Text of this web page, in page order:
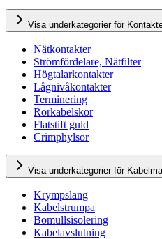
Visa underkategorier för
Nätkontakter
Strömfördelare, Nätfilter
Högtalarkontakter
Lågnivåkontakter
Terminering
Rörkabelskor
Flatstift guld
Crimphylsor
Visa underkategorier för
Krympslang
Kabelstrumpa
Bomullsisolering
Kabelavslutning